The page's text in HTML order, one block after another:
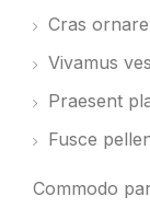
Cras
Vivamus
Praesent
Fusce
Commodo